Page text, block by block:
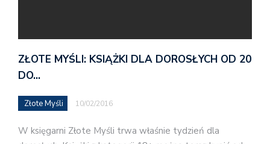
ZŁOTE MYŚLI: KSIĄŻKI DLA DOROSŁYCH OD 20
DO…
Złote Myśli 10/02/2016
W księgarni Złote Myśli trwa właśnie tydzień dla